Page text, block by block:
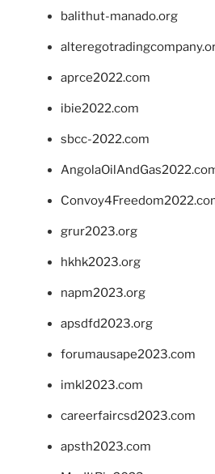
balithut-manado.org
aprce2022.com
ibie2022.com
sbcc-2022.com
grur2023.org
hkhk2023.org
napm2023.org
apsdfd2023.org
forumausape2023.com
imkl2023.com
careerfaircsd2023.com
apsth2023.com